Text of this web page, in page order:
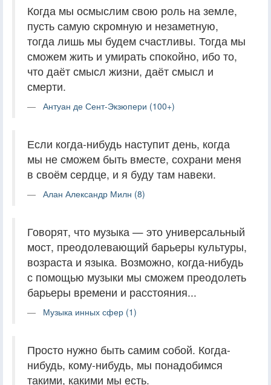
Когда мы осмыслим свою роль на земле,
пусть самую скромную и незаметную,
тогда лишь мы будем счастливы. Тогда мы
сможем жить и умирать спокойно, ибо то,
что даёт смысл жизни, даёт смысл и
смерти.
Антуан де Сент-Экзюпери (100+)
Если когда-нибудь наступит день, когда
мы не сможем быть вместе, сохрани меня
в своём сердце, и я буду там навеки.
Алан Александр Милн (8)
Говорят, что музыка — это универсальный
мост, преодолевающий барьеры культуры,
возраста и языка. Возможно, когда-нибудь
с помощью музыки мы сможем преодолеть
барьеры времени и расстояния...
Музыка инных сфер (1)
Просто нужно быть самим собой. Когда-
нибудь, кому-нибудь, мы понадобимся
такими, какими мы есть.